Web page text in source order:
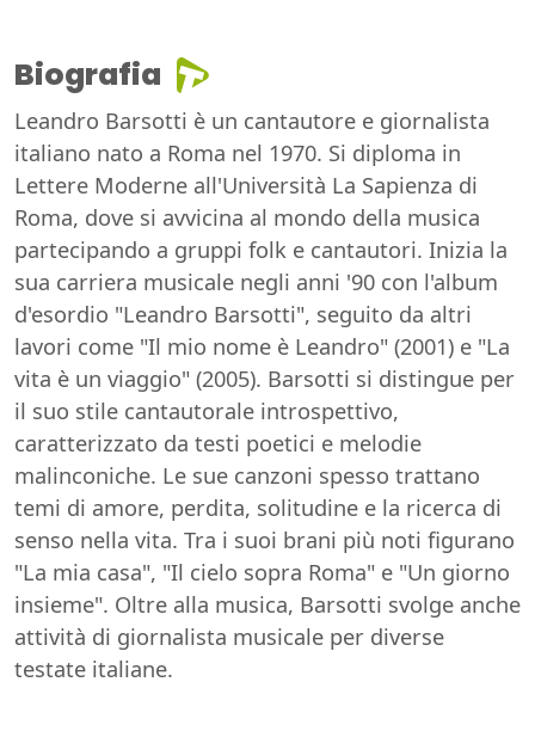
Biografia
Leandro Barsotti è un cantautore e giornalista
italiano nato a Roma nel 1970. Si diploma in
Lettere Moderne all'Università La Sapienza di
Roma, dove si avvicina al mondo della musica
partecipando a gruppi folk e cantautori. Inizia la
sua carriera musicale negli anni '90 con l'album
d'esordio "Leandro Barsotti", seguito da altri
lavori come "Il mio nome è Leandro" (2001) e "La
vita è un viaggio" (2005). Barsotti si distingue per
il suo stile cantautorale introspettivo,
caratterizzato da testi poetici e melodie
malinconiche. Le sue canzoni spesso trattano
temi di amore, perdita, solitudine e la ricerca di
senso nella vita. Tra i suoi brani più noti figurano
"La mia casa", "Il cielo sopra Roma" e "Un giorno
insieme". Oltre alla musica, Barsotti svolge anche
attività di giornalista musicale per diverse
testate italiane.